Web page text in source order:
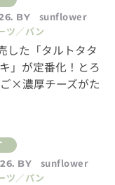
BY
sunflower
ツ／パン
した「タルトタタ
」が定番化！とろ
×濃厚チーズがた
BY
sunflower
ツ／パン